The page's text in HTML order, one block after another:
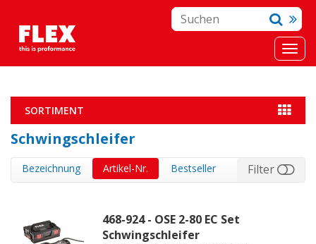
SORTIMENT
Schwingschleifer
Bezeichnung Artikel-Nr. Bestseller Filter
468-924 - OSE 2-80 EC Set
Schwingschleifer